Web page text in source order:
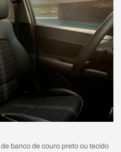
banco de couro preto ou tecido